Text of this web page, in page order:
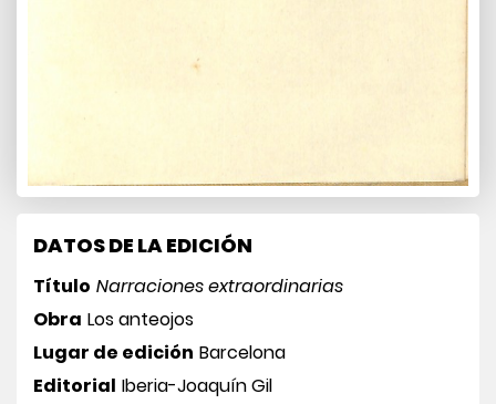
DATOS DE LA EDICIÓN
Título Narraciones extraordinarias
Obra Los anteojos
Lugar de edición Barcelona
Editorial Iberia-Joaquín Gil